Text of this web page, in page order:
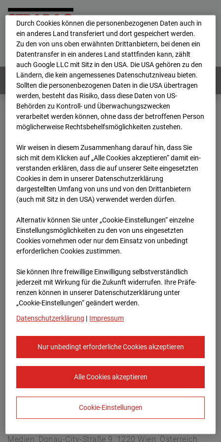
Home E-Mail Impressum
Login
Deutsch / English
Webcams: Alle Länder
Home
Deutschland
BC-132 - BV-Ausbau Bonatzbau -Cam9
Archiv
2026 07 08 07:15
BC-132 - BV-Ausbau
Bonatzbau -Cam9
Arnulf Klett Platz, 70173 Stuttgart
Zur Übersicht
Europe/Berlin
Medien, Donau-City-Straße 9, 1220 Wien, Österreich,
Durch Cookies können die personenbezogenen Daten auch in
ein anderes Land transferiert und dort gespeichert werden.
Zu den von uns oben erwähnten Drittanbietern, bei denen ein
Datentransfer in ein anderes Land stattfinden kann, zählt
auch Google LLC mit Sitz in den USA. Die USA gehören zu den
Ländern, die kein angemessenes Datenschutzniveau bieten.
Sollten die personenbezogenen Daten in die USA übertragen
werden, besteht das Risiko, dass diese Daten von US-
Behörden zu Kontroll- und Überwachungszwecken
verarbeitet werden können, ohne dass der betroffenen Person
möglicherweise Rechtsbehelfsmöglichkeiten zustehen.
Wir weisen in diesem Zusammenhang darauf hin, dass Sie
sich mit dem Klicken auf „Alle Cookies akzeptieren“ damit ein­
ver­standen erklären, dass die auf unserer Seite eingesetzten
Cookies in dem in unserer Datenschutzerklärung
dargestellten Umfang von uns und von den Drittanbietern
(auch mit Sitz in den USA) verwendet werden dürfen.
Alternativ können Sie unter „Cookie-Einstellungen“ einzelne
Einstellungsmöglichkeiten zu den von uns eingesetzten
Cookies vornehmen oder nur dem Einsatz von unbedingt
erforderlichen Cookies zustimmen.
Sie können Ihre freiwillige Einwilligung selbstverständlich
jederzeit mit Wirkung für die Zukunft widerrufen. Ihre Prä­fe­
renzen können in unserer Datenschutzerklärung unter
„Cookie-Einstellungen“ geändert werden.
Datenschutzerklärung | Impressum
Nur unbedingt erforderliche Cookies akzeptieren
Alle Cookies akzeptieren
Cookie-Einstellungen